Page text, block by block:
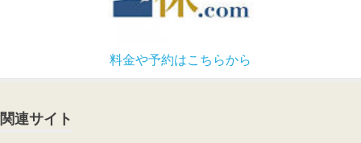
料金や予約はこちらから
関連サイト